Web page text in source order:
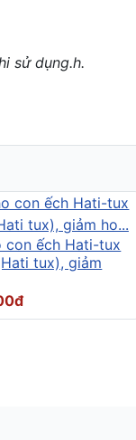
sử dụng.h.
con ếch Hati-tux
tux), giảm